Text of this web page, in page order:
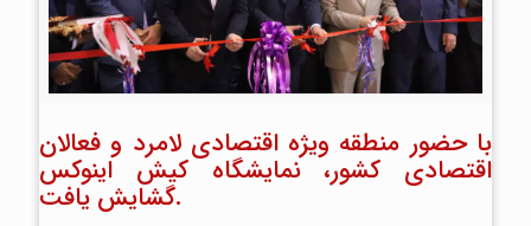
با حضور منطقه ویژه اقتصادی لامرد و فعالان
اقتصادی کشور، نمایشگاه کیش اینوکس
گشایش یافت.